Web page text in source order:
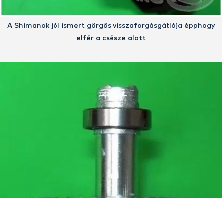
A Shimanok jól ismert görgős visszaforgásgátlója épphogy
elfér a csésze alatt